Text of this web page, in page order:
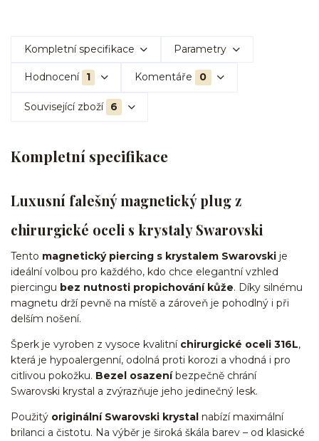
Kompletní specifikace Parametry
Hodnocení 1 Komentáře 0
Související zboží 6
Kompletní specifikace
Luxusní falešný magnetický plug z
chirurgické oceli s krystaly Swarovski
Tento magnetický piercing s krystalem Swarovski je
ideální volbou pro každého, kdo chce elegantní vzhled
piercingu bez nutnosti propichování kůže. Díky silnému
magnetu drží pevně na místě a zároveň je pohodlný i při
delším nošení.
Šperk je vyroben z vysoce kvalitní chirurgické oceli 316L,
která je hypoalergenní, odolná proti korozi a vhodná i pro
citlivou pokožku. Bezel osazeníbezpečně chrání
Swarovski krystal a zvýrazňuje jeho jedinečný lesk.
Použitý originální Swarovski krystal nabízí maximální
brilanci a čistotu. Na výběr je široká škála barev – od klasické